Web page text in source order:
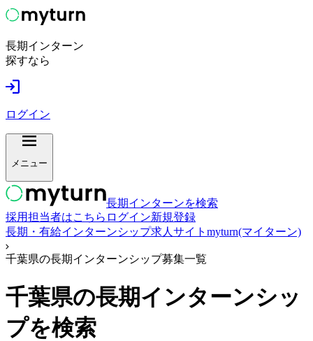
長期インターン
探すなら
ログイン
メニュー
長期インターンを検索
採用担当者はこちら ログイン新規登録
長期・有給インターンシップ求人サイトmyturn(マイターン)
千葉県の長期インターンシップ募集一覧
千葉県の長期インターンシッ
プを検索